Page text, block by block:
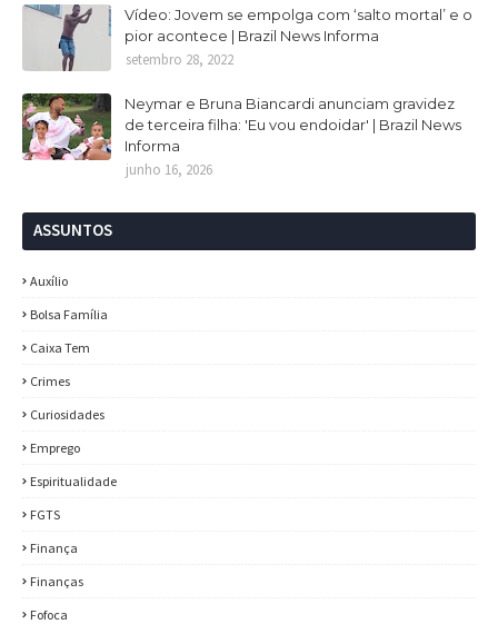
Vídeo: Jovem se empolga com ‘salto mortal’ e o
pior acontece | Brazil News Informa
setembro 28, 2022
Neymar e Bruna Biancardi anunciam gravidez
de terceira filha: 'Eu vou endoidar' | Brazil News
Informa
junho 16, 2026
ASSUNTOS
Auxílio
Bolsa Família
Caixa Tem
Crimes
Curiosidades
Emprego
Espiritualidade
FGTS
Finança
Finanças
Fofoca